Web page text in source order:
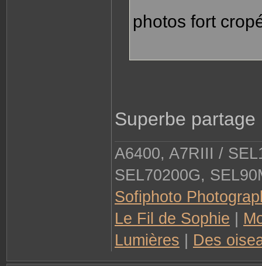
photos fort
Superbe partage
A6400, A7RIII /
SEL70200G,
Sofiphoto
Le Fil de Sophie
Lumières
Des